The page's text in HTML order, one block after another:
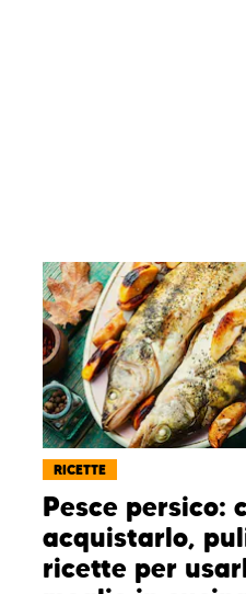
RICETTE
Pesce persico:
acquistarlo,
ricette per